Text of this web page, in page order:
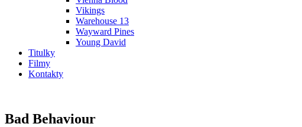
Vikings
Warehouse 13
Wayward Pines
Young David
Titulky
Filmy
Kontakty
Bad Behaviour